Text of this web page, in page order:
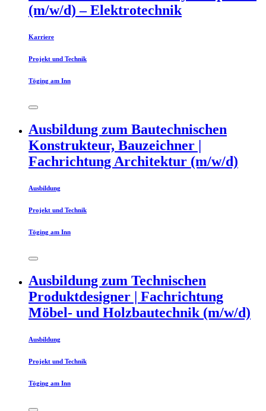
(m/w/d) – Elektrotechnik
Karriere
Projekt und Technik
Töging am Inn
Ausbildung zum Bautechnischen
Konstrukteur, Bauzeichner |
Fachrichtung Architektur (m/w/d)
Ausbildung
Projekt und Technik
Töging am Inn
Ausbildung zum Technischen
Produktdesigner | Fachrichtung
Möbel- und Holzbautechnik (m/w/d)
Ausbildung
Projekt und Technik
Töging am Inn